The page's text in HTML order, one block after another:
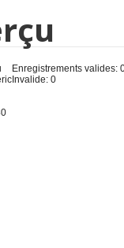
Enregistrements valides:
Invalide: 0